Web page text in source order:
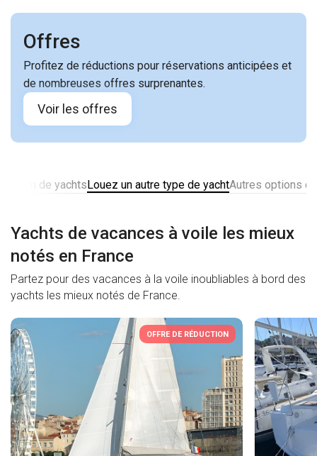
Offres
Profitez de réductions pour réservations anticipées et
de nombreuses offres surprenantes.
Voir les offres
de yachtsLouez un autre type de yachtAutres options
Yachts de vacances à voile les mieux
notés en France
Partez pour des vacances à la voile inoubliables à bord des
yachts les mieux notés de France.
OFFRE DE RÉDUCTION